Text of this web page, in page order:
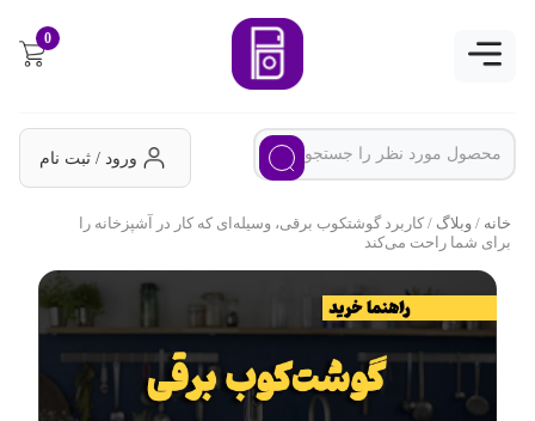
0
ورود / ثبت نام
خانه / وبلاگ / کاربرد گوشتکوب برقی، وسیله‌ای که کار در آشپزخانه را
برای شما راحت می‌کند